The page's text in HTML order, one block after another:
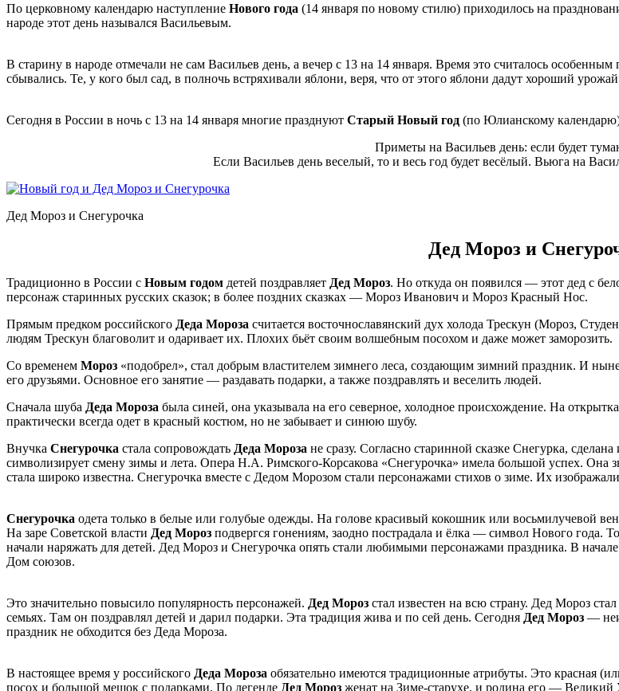
По церковному календарю наступление Нового года (14 января по новому стилю) приходилось на
народе этот день назывался Васильевым.
В старину в народе отмечали не сам Васильев день, а вечер с 13 на 14 января. Время это считалось
сбывались. Те, у кого был сад, в полночь встряхивали яблони, веря, что от этого яблони дадут хороший
Сегодня в России в ночь с 13 на 14 января многие празднуют Старый Новый год (по Юлианскому
Приметы на Васильев день: если будет
Если Васильев день веселый, то и весь год будет весёлый. Вьюга на
Дед Мороз и Снегурочка
Дед Мороз и
Традиционно в России с Новым годом детей поздравляет Дед Мороз. Но откуда он появился — этот дед с
персонаж старинных русских сказок; в более поздних сказках — Мороз Иванович и Мороз Красный Нос.
Прямым предком российского Деда Мороза считается восточнославянский дух холода Трескун (Мороз,
людям Трескун благоволит и одаривает их. Плохих бьёт своим волшебным посохом и даже может заморозить.
Со временем Мороз «подобрел», стал добрым властителем зимнего леса, создающим зимний праздник. И
его друзьями. Основное его занятие — раздавать подарки, а также поздравлять и веселить людей.
Сначала шуба Деда Мороза была синей, она указывала на его северное, холодное происхождение. На
практически всегда одет в красный костюм, но не забывает и синюю шубу.
Внучка Снегурочка стала сопровождать Деда Мороза не сразу. Согласно старинной сказке Снегурка,
символизирует смену зимы и лета. Опера Н.А. Римского-Корсакова «Снегурочка» имела большой успех. Она
стала широко известна. Снегурочка вместе с Дедом Морозом стали персонажами стихов о зиме. Их
Снегурочка одета только в белые или голубые одежды. На голове красивый кокошник или восьмилучевой
На заре Советской власти Дед Мороз подвергся гонениям, заодно пострадала и ёлка — символ Нового года.
начали наряжать для детей. Дед Мороз и Снегурочка опять стали любимыми персонажами праздника. В
Дом союзов.
Это значительно повысило популярность персонажей. Дед Мороз стал известен на всю страну. Дед Мороз
семьях. Там он поздравлял детей и дарил подарки. Эта традиция жива и по сей день. Сегодня Дед Мороз —
праздник не обходится без Деда Мороза.
В настоящее время у российского Деда Мороза обязательно имеются традиционные атрибуты. Это красная
посох и большой мешок с подарками. По легенде Дед Мороз женат на Зиме-старухе, и родина его — Великий